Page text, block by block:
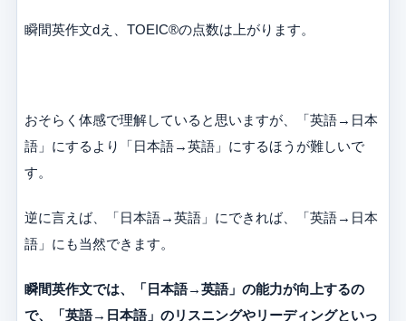
瞬間英作文dえ、TOEIC®の点数は上がります。
おそらく体感で理解していると思いますが、「英語→日本
語」にするより「日本語→英語」にするほうが難しいで
す。
逆に言えば、「日本語→英語」にできれば、「英語→日本
語」にも当然できます。
瞬間英作文では、「日本語→英語」の能力が向上するの
で、「英語→日本語」のリスニングやリーディングといっ